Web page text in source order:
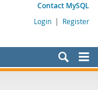
Contact MySQL
Login | Register